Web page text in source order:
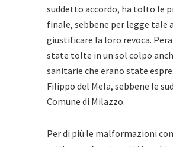
suddetto accordo, ha tolto le
finale, sebbene per legge tale
giustificare la loro revoca.
state tolte in un sol colpo
sanitarie che erano state
Filippo del Mela, sebbene le
Comune di Milazzo.
Per di più le malformazioni